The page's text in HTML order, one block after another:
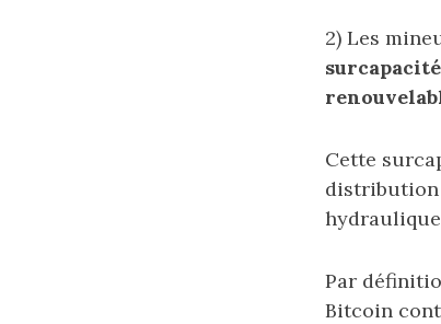
2) Les
Cette
distribution
Par
Bitcoin